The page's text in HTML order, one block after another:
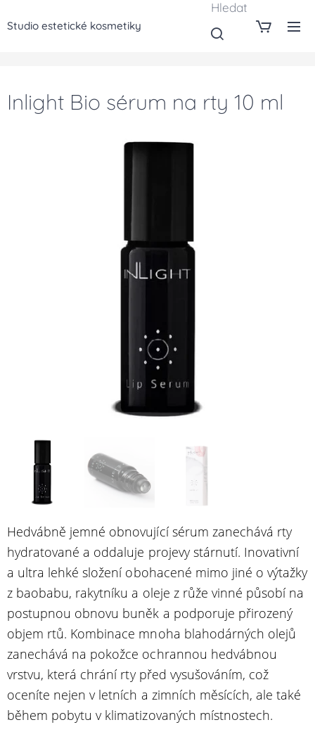
Studio estetické kosmetiky
Hledat
Inlight Bio sérum na rty 10 ml
Hedvábně jemné obnovující sérum zanechává rty
hydratované a oddaluje projevy stárnutí. Inovativní
a ultra lehké složení obohacené mimo jiné o výtažky
z baobabu, rakytníku a oleje z růže vinné působí na
postupnou obnovu buněk a podporuje přirozený
objem rtů. Kombinace mnoha blahodárných olejů
zanechává na pokožce ochrannou hedvábnou
vrstvu, která chrání rty před vysušováním, což
oceníte nejen v letních a zimních měsících, ale také
během pobytu v klimatizovaných místnostech.